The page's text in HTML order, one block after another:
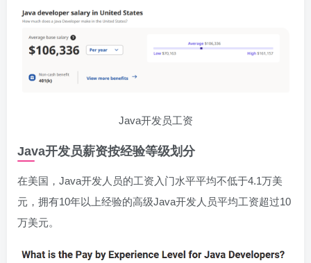
Java开发员工资
Java开发员薪资按经验等级划分
在美国，Java开发人员的工资入门水平平均不低于4.1万美
元，拥有10年以上经验的高级Java开发人员平均工资超过10
万美元。